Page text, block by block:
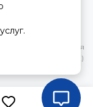
носит
не является
Статьи 437(2)